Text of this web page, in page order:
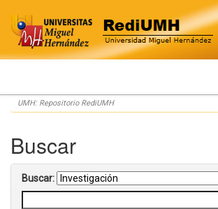
Skip
navigation
UMH: Repositorio RediUMH
Buscar
Buscar: